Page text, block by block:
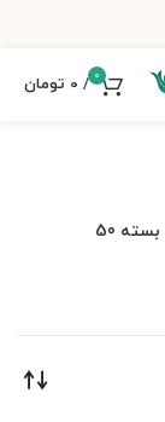
0
/
0 تومان
محصولات برچسب خورده “چشم بند فتوتراپی نوزاد بسته 50